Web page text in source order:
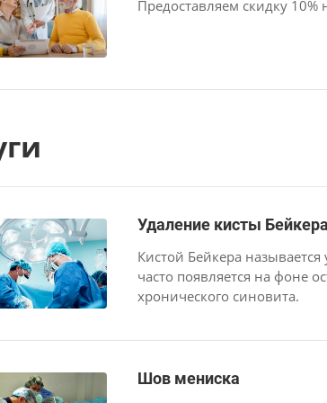
Предоставляем cкидку
Удаление кисты Бейкера
Кистой Бейкера
часто появляется на фоне
хронического синовита.
Шов мениска